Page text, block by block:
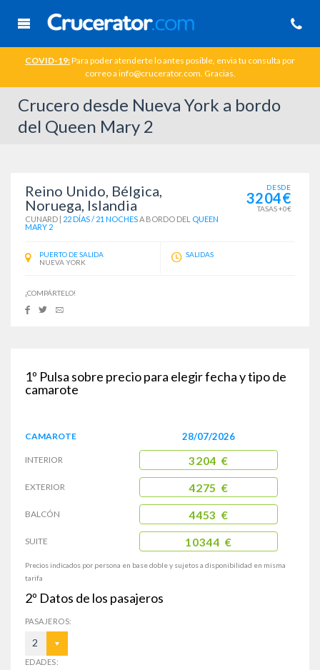
COVID-19:Para poder atenderte lo antes posible, envia tu consulta por
correo a info@crucerator.com. Gracias.
Crucero desde Nueva York a bordo
del Queen Mary 2
Reino Unido, Bélgica,
Noruega, Islandia
CUNARD | 22 DÍAS / 21 NOCHESA BORDO DEL QUEEN
MARY 2
DESDE
3204€
TASAS +0€
PUERTO DE SALIDA
NUEVA YORK
SALIDAS
¡COMPÁRTELO!
1º Pulsa sobre precio para elegir fecha y tipo de
camarote
CAMAROTE
INTERIOR
EXTERIOR
BALCÓN
SUITE
28/07/2026
3204 €
4275 €
4453 €
10344 €
Precios indicados por persona en base doble y sujetos a disponibilidad en misma
tarifa
2º Datos de los pasajeros
PASAJEROS:
2
EDADES: